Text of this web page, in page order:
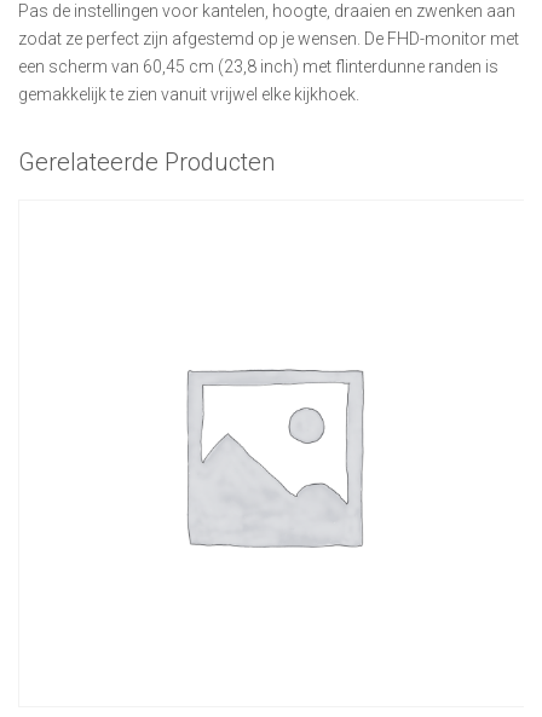
Pas de instellingen voor kantelen, hoogte, draaien en zwenken aan
zodat ze perfect zijn afgestemd op je wensen. De FHD-monitor met
een scherm van 60,45 cm (23,8 inch) met flinterdunne randen is
gemakkelijk te zien vanuit vrijwel elke kijkhoek.
Gerelateerde Producten